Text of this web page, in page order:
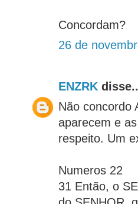
Concordam?
26 de
ENZRK
Não concordo
aparecem e
respeito. Um
Numeros 22
31 Então, o